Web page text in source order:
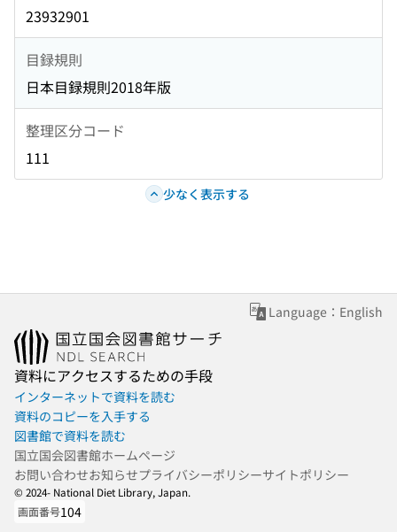
23932901
目録規則
日本目録規則2018年版
整理区分コード
111
少なく表示する
Language：English
資料にアクセスするための手段
インターネットで資料を読む
資料のコピーを入手する
図書館で資料を読む
国立国会図書館ホームページ
お問い合わせお知らせプライバシーポリシーサイトポリシー
© 2024- National Diet Library, Japan.
画面番号104